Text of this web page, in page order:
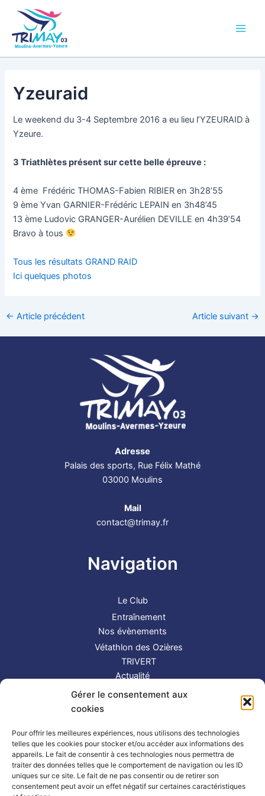
Gérer le consentement aux
cookies
Pour offrir les meilleures expériences, nous utilisons des technologies
telles que les cookies pour stocker et/ou accéder aux informations des
appareils. Le fait de consentir à ces technologies nous permettra de
traiter des données telles que le comportement de navigation ou les ID
uniques sur ce site. Le fait de ne pas consentir ou de retirer son
consentement peut avoir un effet négatif sur certaines caractéristiques
contenu
Yzeuraid
Le weekend du 3-4 Septembre 2016 a eu lieu l’YZEURAID à
Yzeure.
3 Triathlètes présent sur cette belle épreuve :
4 ème Frédéric THOMAS-Fabien RIBIER en 3h28’55
9 ème Yvan GARNIER-Frédéric LEPAIN en 3h48’45
13 ème Ludovic GRANGER-Aurélien DEVILLE en 4h39’54
Bravo à tous
Tous les résultats GRAND RAID
Ici quelques photos
← Article précédent Article suivant →
Adresse
Palais des sports, Rue Félix Mathé
03000 Moulins
Mail
contact@trimay.fr
Navigation
Le Club
Entraînement
Nos évènements
Vétathlon des Ozières
TRIVERT
Actualité
Contact
Suivez-nous !